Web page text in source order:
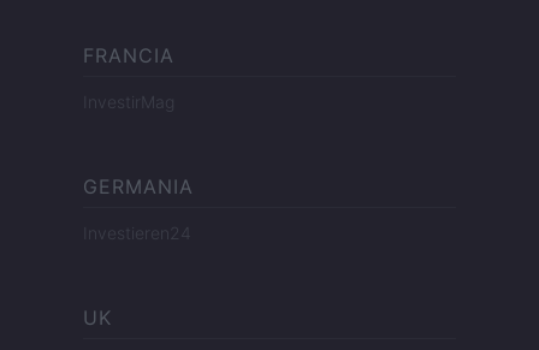
FRANCIA
InvestirMag
GERMANIA
Investieren24
UK